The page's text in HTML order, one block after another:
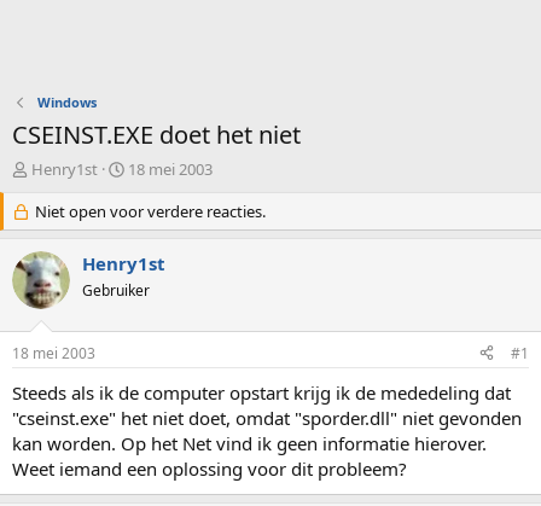
Windows
CSEINST.EXE doet het niet
O
d
e
r
w
e
s
t
a
r
t
e
r
Henry1st
S
a
r
d
a
m
18 mei 2003
Niet open voor verdere reacties.
Henry1st
Gebruiker
18 mei 2003 #1
Steeds als ik de computer opstart krijg ik de mededeling dat
"cseinst.exe" het niet doet, omdat "sporder.dll" niet gevonden
kan worden. Op het Net vind ik geen informatie hierover.
Weet iemand een oplossing voor dit probleem?